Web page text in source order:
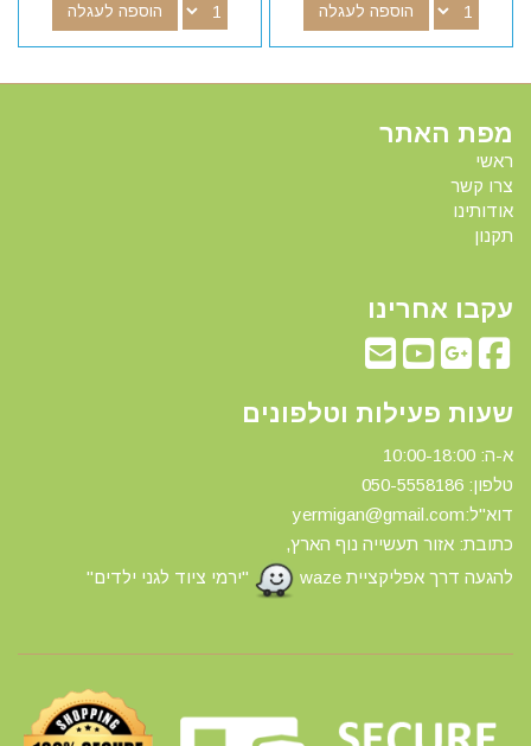
הוספה לעגלה הוספה לעגלה
מפת האתר
ראשי
צרו קשר
אודותינו
תקנון
עקבו אחרינו
שעות פעילות וטלפונים
א-ה: 10:00-18:00
טלפון: 0 50-5558186
דוא"ל:yermigan@gmail.com
כתובת: אזור תעשייה נוף הארץ,
להגעה דרך אפליקציית waze
"ירמי ציוד לגני ילדים"